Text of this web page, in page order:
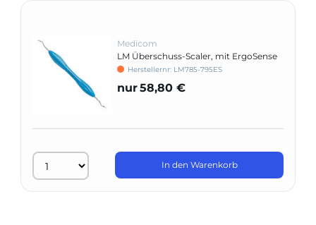
Medicom
LM Überschuss-Scaler, mit ErgoSense
GriffHerstellernr: LM785-795ES
nur58,80 €
In den Warenkorb